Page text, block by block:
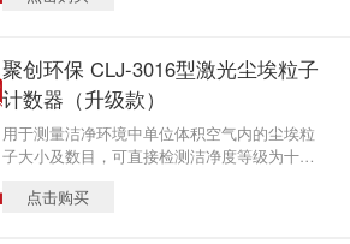
范和电子生产企业仪器。
聚创环保 CLJ-3016型激光尘埃粒子
计数器（升级款）
用于测量洁净环境中单位体积空气内的尘埃粒
子大小及数目，可直接检测洁净度等级为十级
点击购买